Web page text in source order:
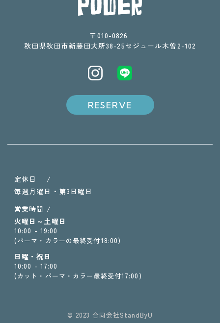
〒010-0826 ​​​​​​​
​​​​​​​秋田県秋田市新藤田大所38-25セジュール木曽2-102
RESERVE
定休日 /
毎週月曜日・第3日曜日
営業時間 /
火曜日～土曜日
10:00 - 19:00
(パーマ・カラーの最終受付18:00)
日曜・祝日
10:00 - 17:00
(カット・パーマ・カラー最終受付17:00)
© 2023 合同会社StandByU